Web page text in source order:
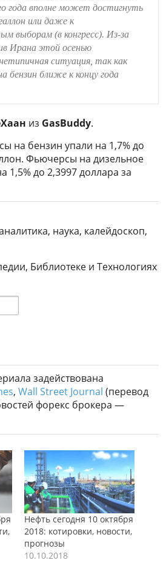
года вполне может достигнуть
или даже к
выборам (в конгресс). Из-за
Ирана этой осенью
ситуация, так как
бензин ближе к концу года
из GasBuddy.
на бензин упали на 1,7% до
Фьючерсы на дизельное
1,5% до 2,3997 доллара за
наука, калейдоскоп,
Библиотеке и Технологиях
задействована
, Wall Street Journal (перевод
форекс брокера —
Нефть сегодня 10 октября
2018: котировки, новости,
прогнозы
10.10.2018